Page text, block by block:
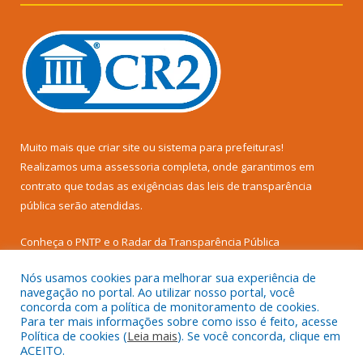
Muito mais que criar site ou sistema para prefeituras!
Realizamos uma assessoria completa, onde garantimos em
contrato que todas as exigências das leis de transparência
pública serão atendidas.
Conheça o PNTP e o Radar da Transparência Pública
Todos os direitos reservados a Prefeitura Municipal de Senador
José Porfírio.
Nós usamos cookies para melhorar sua experiência de
navegação no portal. Ao utilizar nosso portal, você
concorda com a política de monitoramento de cookies.
Para ter mais informações sobre como isso é feito, acesse
Política de cookies (Leia mais). Se você concorda, clique em
ACEITO.